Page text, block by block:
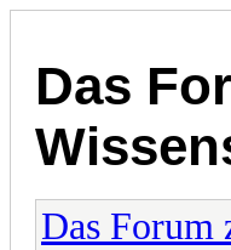
Das
Das Forum